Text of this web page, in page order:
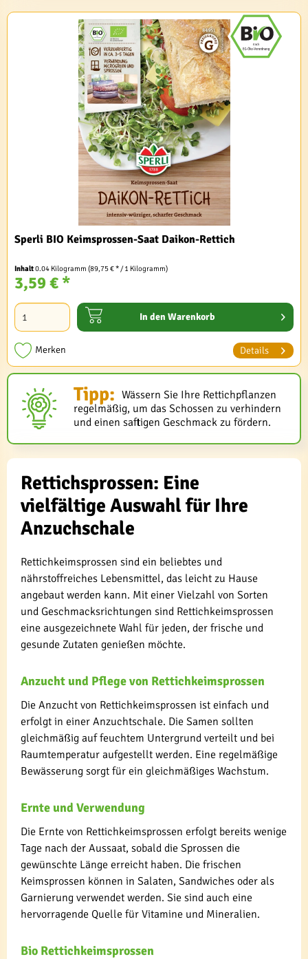
Sperli BIO Keimsprossen-Saat Daikon-Rettich
Inhalt0.04 Kilogramm(89,75 € * / 1 Kilogramm)
3,59 € *
In den Warenkorb
Merken Details
Tipp: Wässern Sie Ihre Rettichpflanzen
regelmäßig, um das Schossen zu verhindern
und einen saftigen Geschmack zu fördern.
Rettichsprossen: Eine
vielfältige Auswahl für Ihre
Anzuchschale
Rettichkeimsprossen sind ein beliebtes und
nährstoffreiches Lebensmittel, das leicht zu Hause
angebaut werden kann. Mit einer Vielzahl von Sorten
und Geschmacksrichtungen sind Rettichkeimsprossen
eine ausgezeichnete Wahl für jeden, der frische und
gesunde Zutaten genießen möchte.
Anzucht und Pflege von Rettichkeimsprossen
Die Anzucht von Rettichkeimsprossen ist einfach und
erfolgt in einer Anzuchtschale. Die Samen sollten
gleichmäßig auf feuchtem Untergrund verteilt und bei
Raumtemperatur aufgestellt werden. Eine regelmäßige
Bewässerung sorgt für ein gleichmäßiges Wachstum.
Ernte und Verwendung
Die Ernte von Rettichkeimsprossen erfolgt bereits wenige
Tage nach der Aussaat, sobald die Sprossen die
gewünschte Länge erreicht haben. Die frischen
Keimsprossen können in Salaten, Sandwiches oder als
Garnierung verwendet werden. Sie sind auch eine
hervorragende Quelle für Vitamine und Mineralien.
Bio Rettichkeimsprossen